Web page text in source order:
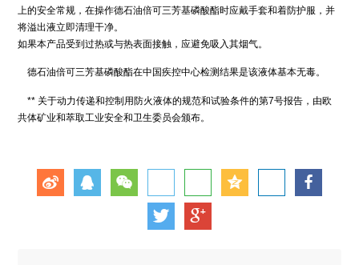
上的安全常规，在操作德石油倍可三芳基磷酸酯时应戴手套和着防护服，并
将溢出液立即清理干净。
如果本产品受到过热或与热表面接触，应避免吸入其烟气。
德石油倍可三芳基磷酸酯在中国疾控中心检测结果是该液体基本无毒。
** 关于动力传递和控制用防火液体的规范和试验条件的第7号报告，由欧
共体矿业和萃取工业安全和卫生委员会颁布。